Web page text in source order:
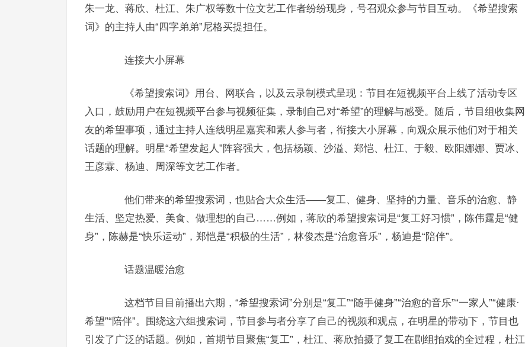
朱一龙、蒋欣、杜江、朱广权等数十位文艺工作者纷纷现身，号召观众参与节目互动。《希望搜索
词》的主持人由“四字弟弟”尼格买提担任。
连接大小屏幕
《希望搜索词》用台、网联合，以及云录制模式呈现：节目在短视频平台上线了活动专区
入口，鼓励用户在短视频平台参与视频征集，录制自己对“希望”的理解与感受。随后，节目组收集网
友的希望事项，通过主持人连线明星嘉宾和素人参与者，衔接大小屏幕，向观众展示他们对于相关
话题的理解。明星“希望发起人”阵容强大，包括杨颖、沙溢、郑恺、杜江、于毅、欧阳娜娜、贾冰、
王彦霖、杨迪、周深等文艺工作者。
他们带来的希望搜索词，也贴合大众生活——复工、健身、坚持的力量、音乐的治愈、静
生活、坚定热爱、美食、做理想的自己……例如，蒋欣的希望搜索词是“复工好习惯”，陈伟霆是“健
身”，陈赫是“快乐运动”，郑恺是“积极的生活”，林俊杰是“治愈音乐”，杨迪是“陪伴”。
话题温暖治愈
这档节目目前播出六期，“希望搜索词”分别是“复工”“随手健身”“治愈的音乐”“一家人”“健康·
希望”“陪伴”。围绕这六组搜索词，节目参与者分享了自己的视频和观点，在明星的带动下，节目也
引发了广泛的话题。例如，首期节目聚焦“复工”，杜江、蒋欣拍摄了复工在剧组拍戏的全过程，杜江